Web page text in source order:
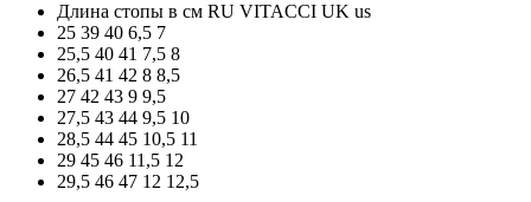
Длина стопы в см RU VITACCI UK us
25 39 40 6,5 7
25,5 40 41 7,5 8
26,5 41 42 8 8,5
27 42 43 9 9,5
27,5 43 44 9,5 10
28,5 44 45 10,5 11
29 45 46 11,5 12
29,5 46 47 12 12,5